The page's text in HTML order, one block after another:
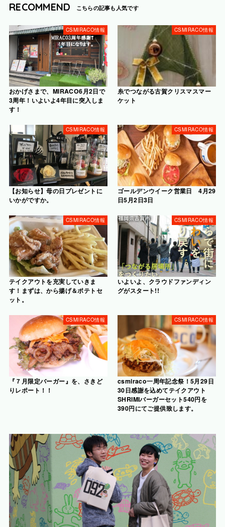
RECOMMEND
CSMIRACO情報
おかげさまで、MIRACO6月2日で
3周年！いよいよ4年目に突入しま
す！
CSMIRACO情報
糸でつながる古賀クリスマスマー
ケット
CSMIRACO情報
【お知らせ】母の日プレゼントに
いかがですか。
CSMIRACO情報
ゴールデンウイーク営業日 4月29
日5月2日3日
CSMIRACO情報
テイクアウトを充実していきま
す！まずは、から揚げ＆ポテトセ
ット。
CSMIRACO情報
いよいよ、クラウドファンディン
グがスタート!!
CSMIRACO情報
『７月限定バーガー』を、さきど
りレポート！！
CSMIRACO情報
csmiraco一周年記念祭！5月29日
30日感謝を込めてテイクアウト
SHRIMIバーガーセット540円を
390円にてご提供致します。